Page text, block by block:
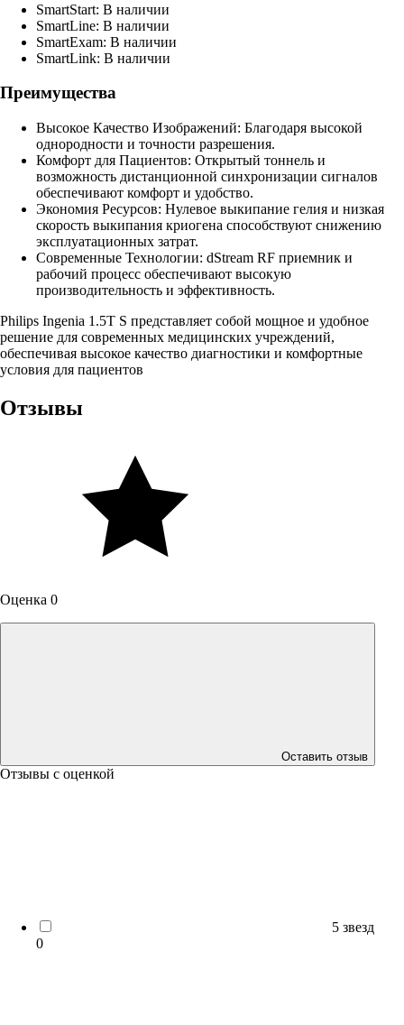
SmartStart: В наличии
SmartLine: В наличии
SmartExam: В наличии
SmartLink: В наличии
Преимущества
Высокое Качество Изображений: Благодаря высокой
однородности и точности разрешения.
Комфорт для Пациентов: Открытый тоннель и
возможность дистанционной синхронизации сигналов
обеспечивают комфорт и удобство.
Экономия Ресурсов: Нулевое выкипание гелия и низкая
скорость выкипания криогена способствуют снижению
эксплуатационных затрат.
Современные Технологии: dStream RF приемник и
рабочий процесс обеспечивают высокую
производительность и эффективность.
Philips Ingenia 1.5T S представляет собой мощное и удобное
решение для современных медицинских учреждений,
обеспечивая высокое качество диагностики и комфортные
условия для пациентов
Отзывы
Оценка 0
Оставить отзыв
Отзывы с оценкой
5 звезд
0